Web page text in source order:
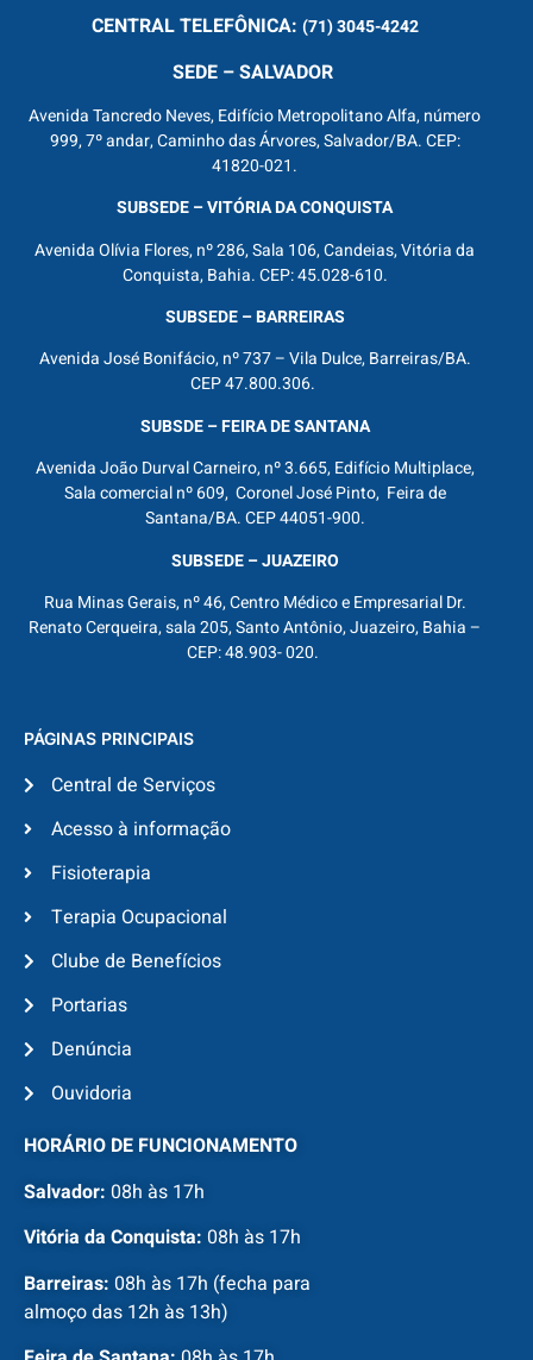
CENTRALTELEFÔNICA: (71) 3045-4242
SEDE – SALVADOR
Avenida Tancredo Neves, Edifício Metropolitano Alfa, número
999, 7º andar, Caminho das Árvores, Salvador/BA. CEP:
41820-021.
SUBSEDE – VITÓRIA DA CONQUISTA
Avenida Olívia Flores, nº 286, Sala 106, Candeias, Vitória da
Conquista, Bahia. CEP: 45.028-610.
SUBSEDE – BARREIRAS
Avenida José Bonifácio, nº 737 – Vila Dulce, Barreiras/BA.
CEP 47.800.306.
SUBSDE – FEIRA DE SANTANA
Avenida João Durval Carneiro, nº 3.665, Edifício Multiplace,
Sala comercial nº 609, Coronel José Pinto, Feira de
Santana/BA. CEP 44051-900.
SUBSEDE – JUAZEIRO
Rua Minas Gerais, nº 46, Centro Médico e Empresarial Dr.
Renato Cerqueira, sala 205, Santo Antônio, Juazeiro, Bahia –
CEP: 48.903- 020.
PÁGINAS PRINCIPAIS
Central de Serviços
Acesso à informação
Fisioterapia
Terapia Ocupacional
Clube de Benefícios
Portarias
Denúncia
Ouvidoria
HORÁRIO DE FUNCIONAMENTO
Salvador: 08h às 17h
Vitória da Conquista: 08h às 17h
Barreiras: 08h às 17h (fecha para
almoço das 12h às 13h)